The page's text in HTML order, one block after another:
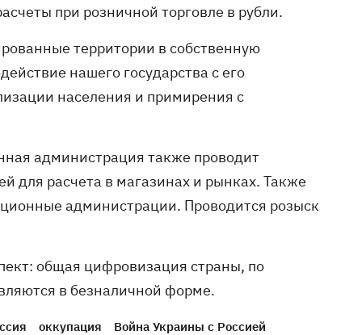
при розничной торговле в рубли.
территории в собственную
нашего государства с его
населения и примирения с
администрация также проводит
для расчета в магазинах и рынках. Также
администрации. Проводится розыск
общая цифровизация страны, по
в безналичной форме.
оккупация Война Украины с Россией